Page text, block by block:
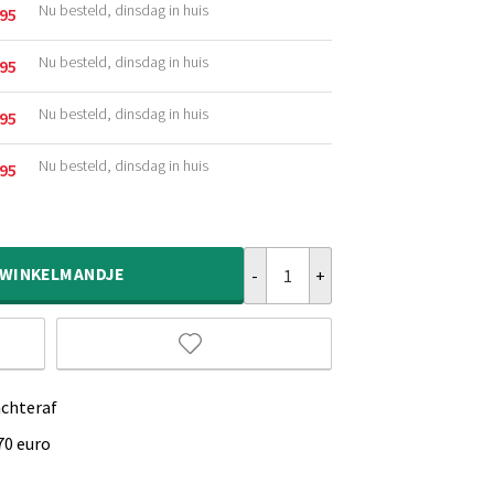
Nu besteld, dinsdag in huis
Nu besteld, dinsdag in huis
Nu besteld, dinsdag in huis
Nu besteld, dinsdag in huis
WINKELMANDJE
euro